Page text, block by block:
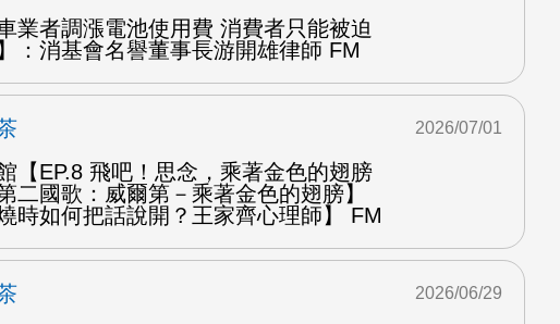
業者調漲電池使用費 消費者只能被迫
：消基會名譽董事長游開雄律師 FM
【EP.8 飛吧！思念，乘著金色的翅膀
二國歌：威爾第－乘著金色的翅膀】
時如何把話說開？王家齊心理師】 FM
2026/07/01
2026/06/29